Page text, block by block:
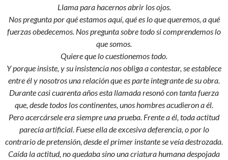
Llama para hacernos abrir los ojos.
Nos pregunta por qué estamos aquí, qué es lo que queremos, a qué
fuerzas obedecemos. Nos pregunta sobre todo si comprendemos lo
que somos.
Quiere que lo cuestionemos todo.
Y porque insiste, y su insistencia nos obliga a contestar, se establece
entre él y nosotros una relación que es parte integrante de su obra.
Durante casi cuarenta años esta llamada resonó con tanta fuerza
que, desde todos los continentes, unos hombres acudieron a él.
Pero acercársele era siempre una prueba. Frente a él, toda actitud
parecía artificial. Fuese ella de excesiva deferencia, o por lo
contrario de pretensión, desde el primer instante se veía destrozada.
Caída la actitud, no quedaba sino una criatura humana despojada